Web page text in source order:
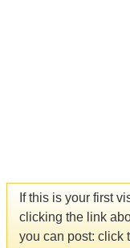
If this is your first
clicking the link
you can post: click